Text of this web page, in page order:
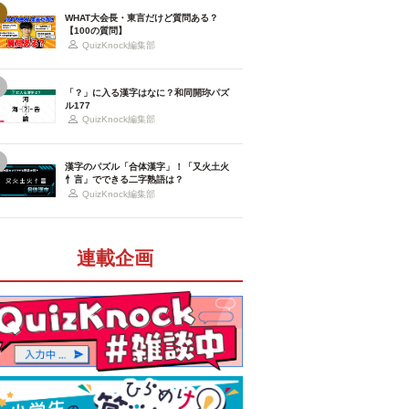
WHAT大会長・東言だけど質問ある？
【100の質問】
QuizKnock編集部
「？」に入る漢字はなに？和同開珎パズ
ル177
QuizKnock編集部
漢字のパズル「合体漢字」！「又火土火
忄言」でできる二字熟語は？
QuizKnock編集部
連載企画